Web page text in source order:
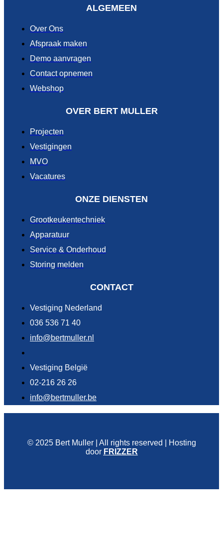
ALGEMEEN
Over Ons
Afspraak maken
Demo aanvragen
Contact opnemen
Webshop
OVER BERT MULLER
Projecten
Vestigingen
MVO
Vacatures
ONZE DIENSTEN
Grootkeukentechniek
Apparatuur
Service & Onderhoud
Storing melden
CONTACT
Vestiging Nederland
036 536 71 40
info@bertmuller.nl
Vestiging België
02-216 26 26
info@bertmuller.be
© 2025 Bert Muller | All rights reserved | Hosting
door FRIZZER